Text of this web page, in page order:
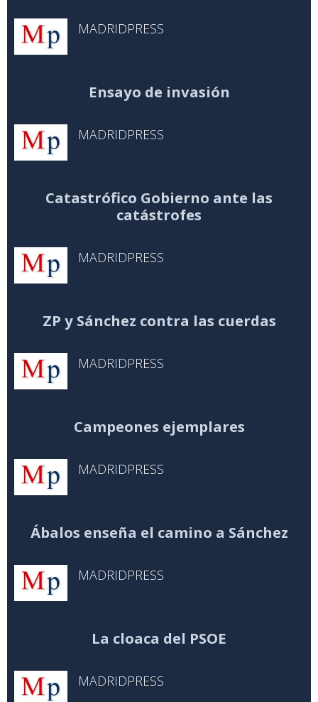
MADRIDPRESS
Ensayo de invasión
MADRIDPRESS
Catastrófico Gobierno ante las
catástrofes
MADRIDPRESS
ZP y Sánchez contra las cuerdas
MADRIDPRESS
Campeones ejemplares
MADRIDPRESS
Ábalos enseña el camino a Sánchez
MADRIDPRESS
La cloaca del PSOE
MADRIDPRESS